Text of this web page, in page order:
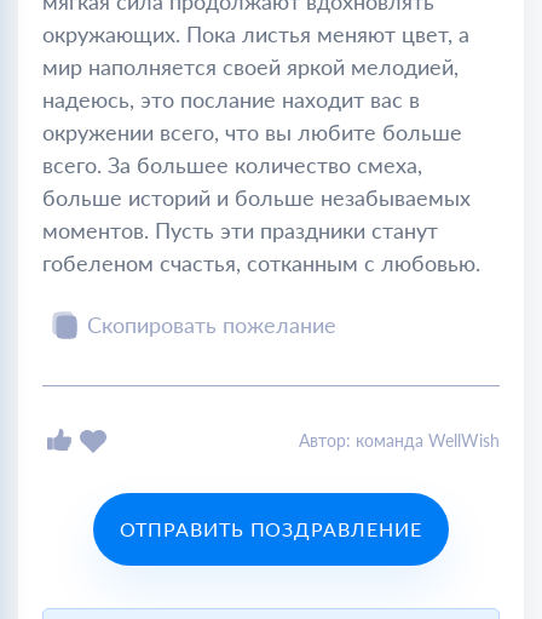
окружающих. Пока листья меняют цвет, а
мир наполняется своей яркой мелодией,
надеюсь, это послание находит вас в
окружении всего, что вы любите больше
всего. За большее количество смеха,
больше историй и больше незабываемых
моментов. Пусть эти праздники станут
гобеленом счастья, сотканным с любовью.
Скопировать пожелание
Автор: команда WellWish
ОТПРАВИТЬ ПОЗДРАВЛЕНИЕ